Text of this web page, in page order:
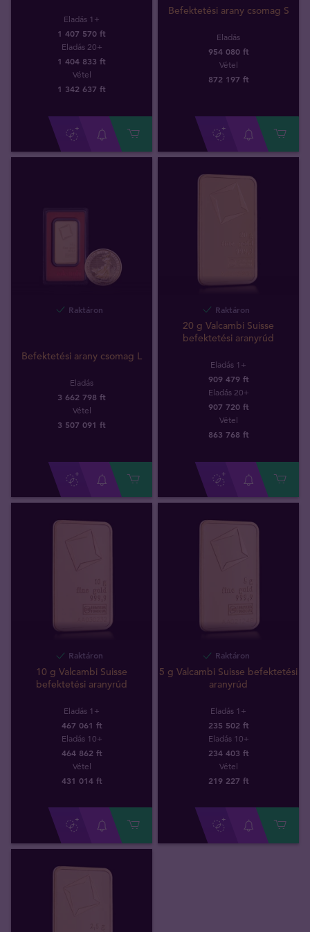
Eladás 1+
1 407 570 ft
Eladás 20+
1 404 833 ft
Vétel
1 342 637 ft
Befektetési arany csomag S
Eladás
954 080 ft
Vétel
872 197 ft
Raktáron
Befektetési arany csomag L
Eladás
3 662 798 ft
Vétel
3 507 091 ft
Raktáron
20 g Valcambi Suisse
befektetési aranyrúd
Eladás 1+
909 479 ft
Eladás 20+
907 720 ft
Vétel
863 768 ft
Raktáron
10 g Valcambi Suisse
befektetési aranyrúd
Eladás 1+
467 061 ft
Eladás 10+
464 862 ft
Vétel
431 014 ft
Raktáron
5 g Valcambi Suisse befektetési
aranyrúd
Eladás 1+
235 502 ft
Eladás 10+
234 403 ft
Vétel
219 227 ft